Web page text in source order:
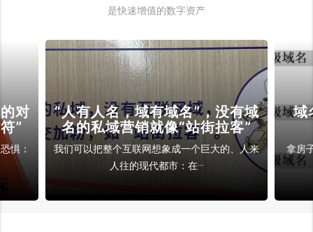
是快速增值的数字资产
对
”
惧：
“人有人名，域有域名”，没有域
名的私域营销就像“站街拉客”
我们可以把整个互联网想象成一个巨大的、人来
人往的现代都市：在···
域
拿房